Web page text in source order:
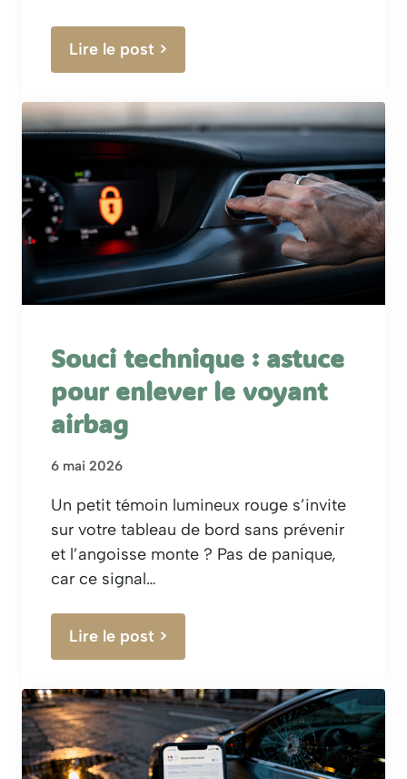
Lire le post >
Souci technique : astuce
pour enlever le voyant
airbag
6 mai 2026
Un petit témoin lumineux rouge s’invite
sur votre tableau de bord sans prévenir
et l’angoisse monte ? Pas de panique,
car ce signal…
Lire le post >